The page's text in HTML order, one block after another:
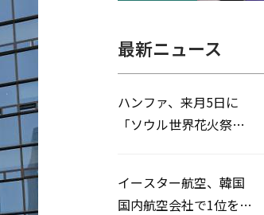
最新ニュース
ハンファ、来月5日に
「ソウル世界花火祭り
イースター航空、韓国
国内航空会社で1位を記